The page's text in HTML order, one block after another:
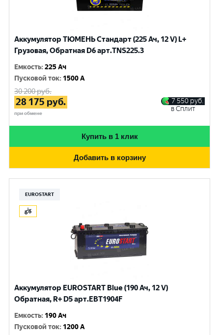
Аккумулятор ТЮМЕНЬ Стандарт (225 Ач, 12 V) L+
Грузовая, Обратная D6 арт.TNS225.3
Емкость:225 Ач
Пусковой ток: 1500 A
30 200руб.
28 175 руб.
при обмене
7 550 руб.
в Сплит
Купить в 1 клик
Добавить в корзину
EUROSTART
Аккумулятор EUROSTART Blue (190 Ач, 12 V)
Обратная, R+ D5 арт.EBT1904F
Емкость: 190 Ач
Пусковой ток: 1200 A